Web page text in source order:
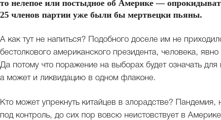
то нелепое или постыдное об Америке —
25 членов партии уже были бы мертвецки пьяны.
А как тут не напиться? Подобного доселе им не
бестолкового американского президента, человека,
Да потому что поражение на выборах будет означать
а может и ликвидацию в одном флаконе.
Кто может упрекнуть китайцев в злорадстве?
под контроль, до сих пор вовсю неистовствует в